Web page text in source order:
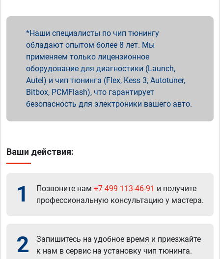
Наши специалисты по чип тюнингу
обладают опытом более 8 лет. Мы
применяем только лицензионное
оборудование для диагностики (Launch,
Autel) и чип тюнинга (Flex, Kess 3, Autotuner,
Bitbox, PCMFlash), что гарантирует
безопасность для электроники вашего авто.
Ваши действия:
1 Позвоните нам +7 499 113-46-91 и получите
профессиональную консультацию у мастера.
2
Запишитесь на удобное время и приезжайте
к нам в сервис на установку чип тюнинга.